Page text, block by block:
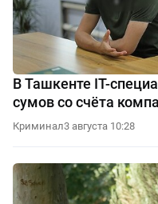
В Ташкенте IT-
сумов со счёта
Криминал3 августа 10:28